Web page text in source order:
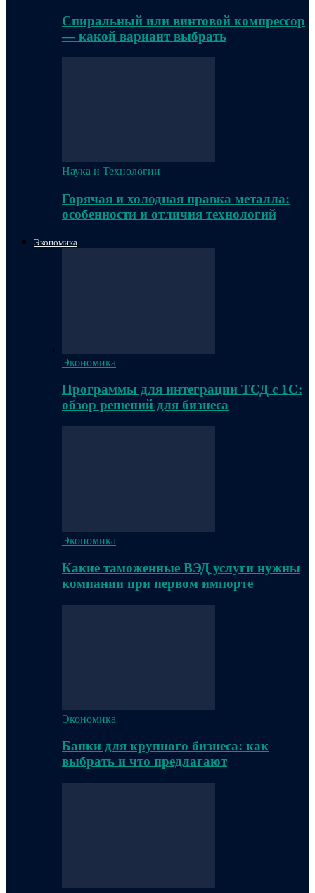
Спиральный или винтовой компрессор
— какой вариант выбрать
Наука и Технологии
Горячая и холодная правка металла:
особенности и отличия технологий
Экономика
Экономика
Программы для интеграции ТСД с 1С:
обзор решений для бизнеса
Экономика
Какие таможенные ВЭД услуги нужны
компании при первом импорте
Экономика
Банки для крупного бизнеса: как
выбрать и что предлагают